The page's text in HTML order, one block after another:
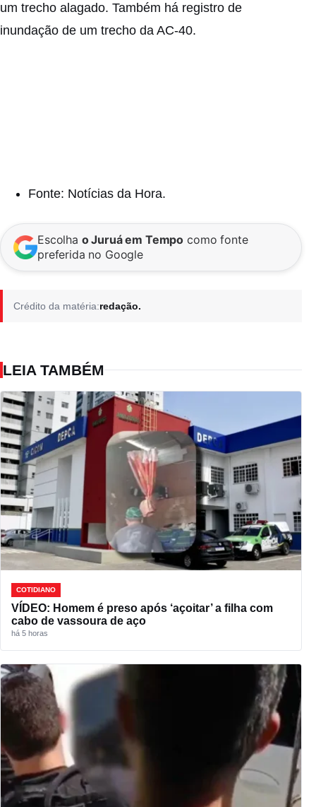
um trecho alagado. Também há registro de
inundação de um trecho da AC-40.
Fonte: Notícias da Hora.
Escolha o Juruá em Tempo como fonte
preferida no Google
Crédito da matéria:redação.
LEIA TAMBÉM
COTIDIANO
VÍDEO: Homem é preso após ‘açoitar’ a filha com
cabo de vassoura de aço
há 5 horas